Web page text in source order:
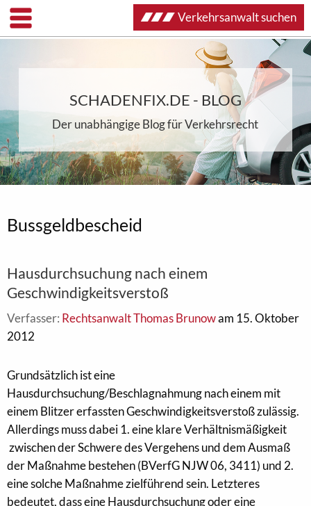
SCHADENFIX.DE - BLOG
Der unabhängige Blog für Verkehrsrecht
Bussgeldbescheid
Hausdurchsuchung nach einem
Geschwindigkeitsverstoß
Verfasser: Rechtsanwalt Thomas Brunowam 15. Oktober
2012
Grundsätzlich ist eine
Hausdurchsuchung/Beschlagnahmung nach einem mit
einem Blitzer erfassten Geschwindigkeitsverstoß zulässig.
Allerdings muss dabei 1. eine klare Verhältnismäßigkeit
zwischen der Schwere des Vergehens und dem Ausmaß
der Maßnahme bestehen (BVerfG NJW 06, 3411) und 2.
eine solche Maßnahme zielführend sein. Letzteres
bedeutet, dass eine Hausdurchsuchung oder eine
Verkehrsanwalt suchen